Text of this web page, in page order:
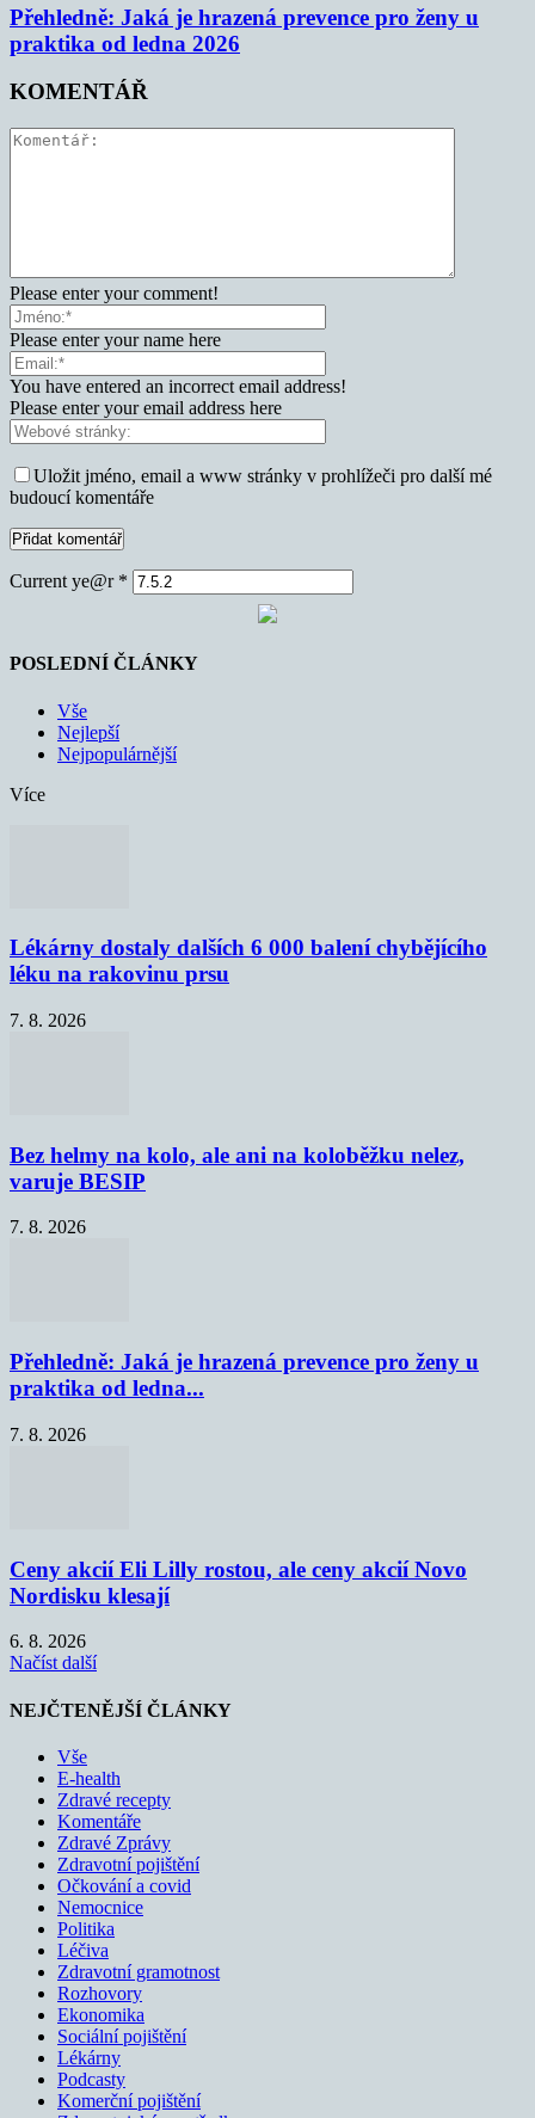
Přehledně: Jaká je hrazená prevence pro ženy u
praktika od ledna 2026
KOMENTÁŘ
Please enter your comment!
Please enter your name here
You have entered an incorrect email address!
Please enter your email address here
Uložit jméno, email a www stránky v prohlížeči pro další mé
budoucí komentáře
Current ye@r *
POSLEDNÍ ČLÁNKY
Vše
Nejlepší
Nejpopulárnější
Více
Lékárny dostaly dalších 6 000 balení chybějícího
léku na rakovinu prsu
7. 8. 2026
Bez helmy na kolo, ale ani na koloběžku nelez,
varuje BESIP
7. 8. 2026
Přehledně: Jaká je hrazená prevence pro ženy u
praktika od ledna...
7. 8. 2026
Ceny akcií Eli Lilly rostou, ale ceny akcií Novo
Nordisku klesají
6. 8. 2026
Načíst další
NEJČTENĚJŠÍ ČLÁNKY
Vše
E-health
Zdravé recepty
Komentáře
Zdravé Zprávy
Zdravotní pojištění
Očkování a covid
Nemocnice
Politika
Léčiva
Zdravotní gramotnost
Rozhovory
Ekonomika
Sociální pojištění
Lékárny
Podcasty
Komerční pojištění